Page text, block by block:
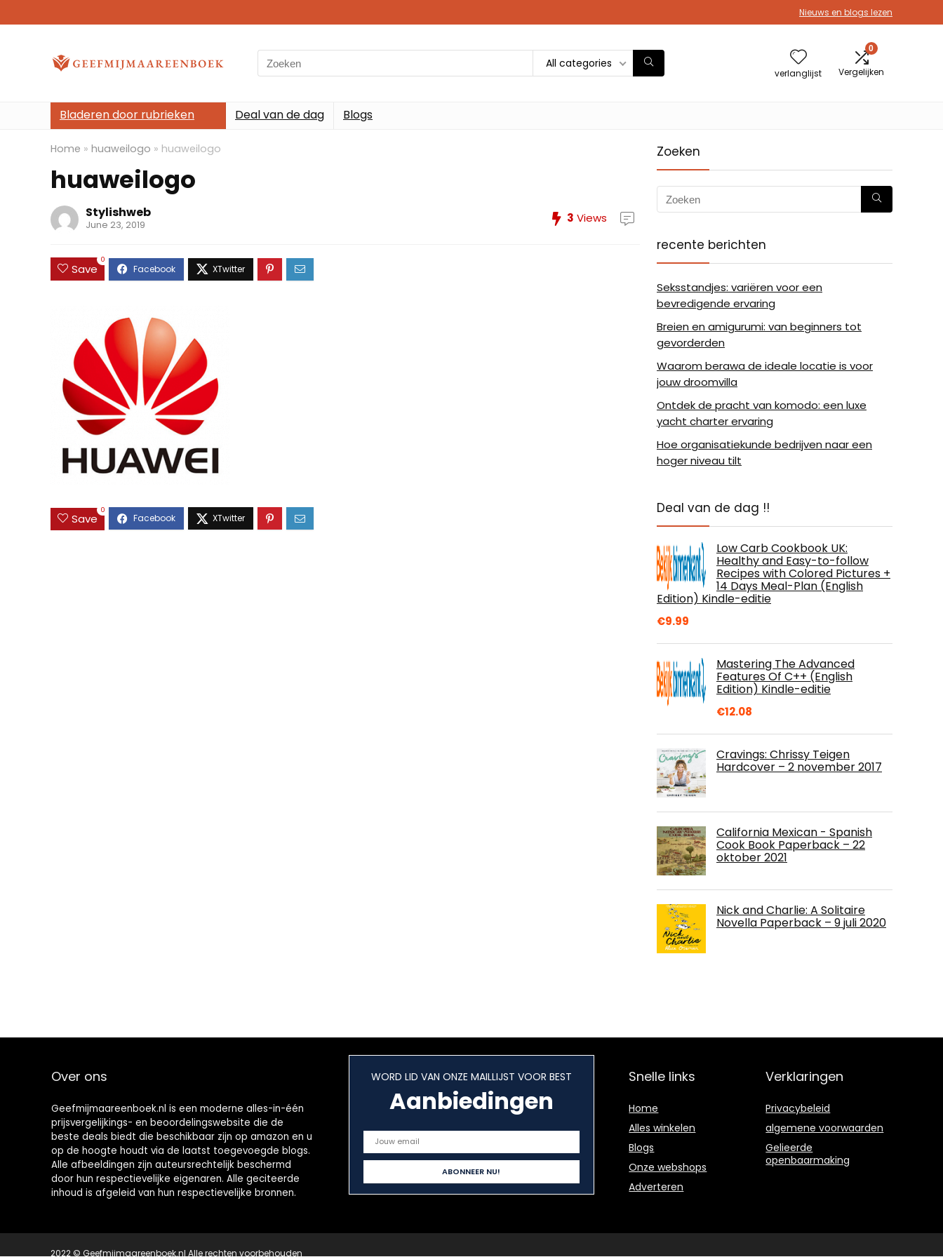
Nieuws en blogs lezen
Search
for:
All categories
verlanglijst
0
Vergelijken
Bladeren door rubrieken Deal van de dag Blogs
Home » huaweilogo » huaweilogo
huaweilogo
Stylishweb
June 23, 2019 3 Views
Save
0
Save
0
Zoeken
recente berichten
Seksstandjes: variëren voor een
bevredigende ervaring
Breien en amigurumi: van beginners tot
gevorderden
Waarom berawa de ideale locatie is voor
jouw droomvilla
Ontdek de pracht van komodo: een luxe
yacht charter ervaring
Hoe organisatiekunde bedrijven naar een
hoger niveau tilt
Deal van de dag !!
Low Carb Cookbook UK:
Healthy and Easy-to-follow
Recipes with Colored Pictures +
14 Days Meal-Plan (English
Edition) Kindle-editie
€9.99
Mastering The Advanced
Features Of C++ (English
Edition) Kindle-editie
€12.08
Cravings: Chrissy Teigen
Hardcover – 2 november 2017
California Mexican - Spanish
Cook Book Paperback – 22
oktober 2021
Nick and Charlie: A Solitaire
Novella Paperback – 9 juli 2020
Over ons
Geefmijmaareenboek.nl is een moderne alles-in-één
prijsvergelijkings- en beoordelingswebsite die de
beste deals biedt die beschikbaar zijn op amazon en u
op de hoogte houdt via de laatst toegevoegde blogs.
Alle afbeeldingen zijn auteursrechtelijk beschermd
door hun respectievelijke eigenaren. Alle geciteerde
inhoud is afgeleid van hun respectievelijke bronnen.
WORD LID VAN ONZE MAILLIJST VOOR BEST
Aanbiedingen
Snelle links
Home
Alles winkelen
Blogs
Onze webshops
Adverteren
Verklaringen
Privacybeleid
algemene voorwaarden
Gelieerde
openbaarmaking
2022 © Geefmijmaareenboek.nl Alle rechten voorbehouden